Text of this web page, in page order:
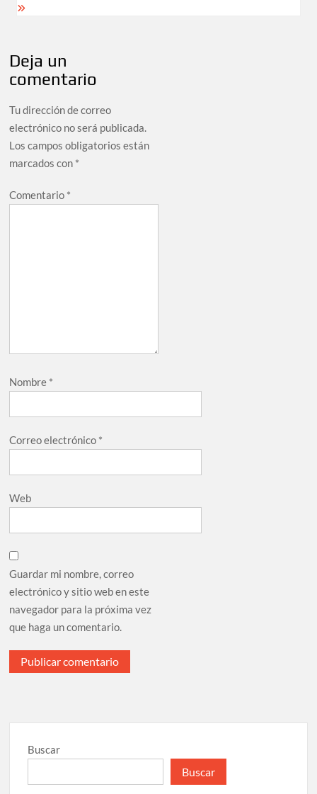
Deja un
comentario
Tu dirección de correo
electrónico no será publicada.
Los campos obligatorios están
marcados con *
Comentario *
Nombre *
Correo electrónico *
Web
Guardar mi nombre, correo
electrónico y sitio web en este
navegador para la próxima vez
que haga un comentario.
Buscar
Buscar